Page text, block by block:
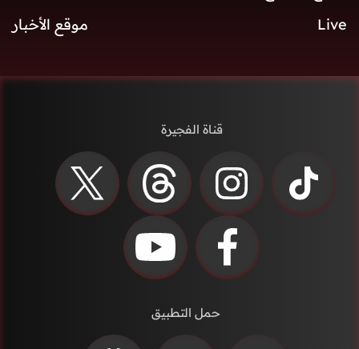
Live
موقع الأخبار
قناة الفجيرة
حمل التطبيق